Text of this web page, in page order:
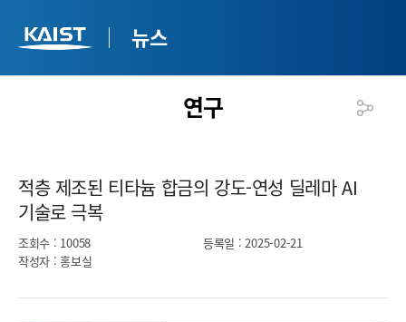
뉴스
연구
적층 제조된 티타늄 합금의 강도-연성 딜레마 AI
기술로 극복​
조회수 : 10058 등록일 : 2025-02-21
작성자 : 홍보실